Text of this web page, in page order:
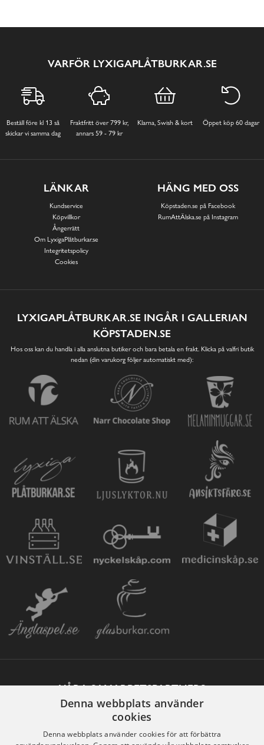
VARFÖR LYXIGAPLÅTBURKAR.SE
Beställ före kl 13 så
skickar vi samma dag
Fraktfritt över 799 kr,
annars 59 - 79 kr
Klarna, Swish & kort Öppet köp 60 dagar
LÄNKAR
Kundservice
Köpvillkor
Ångerrätt
Om LyxigaPlåtburkar.se
Integritetspolicy
Cookies
HÄNG MED OSS
Köpstaden.se på Facebook
RumAttÄlska.se på Instagram
LYXIGAPLÅTBURKAR.SE INGÅR I GALLERIAN
KÖPSTADEN.SE
Hos oss kan du handla i alla anslutna butiker och bara betala en frakt. Klicka på valfri butik
nedan (din varukorg följer automatiskt med):
VÅRA SAMARBETSPARTNERS
Denna webbplats använder
cookies
Denna webbplats använder cookies för att förbättra